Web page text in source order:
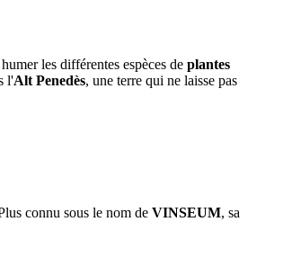
humer les différentes espèces de plantes
l'Alt Penedès, une terre qui ne laisse pas
connu sous le nom de VINSEUM, sa